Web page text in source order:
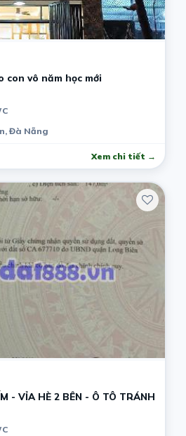
con vô năm học mới
Đà Nẵng
Xem chi tiết →
- VỈA HÈ 2 BÊN - Ô TÔ TRÁNH